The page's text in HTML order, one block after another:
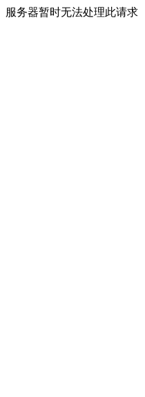
服务器暂时无法处理此请求